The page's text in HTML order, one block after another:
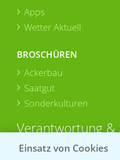
Apps
Wetter Aktuell
BROSCHÜREN
Ackerbau
Saatgut
Sonderkulturen
Verantwortung &
Einsatz von Cookies